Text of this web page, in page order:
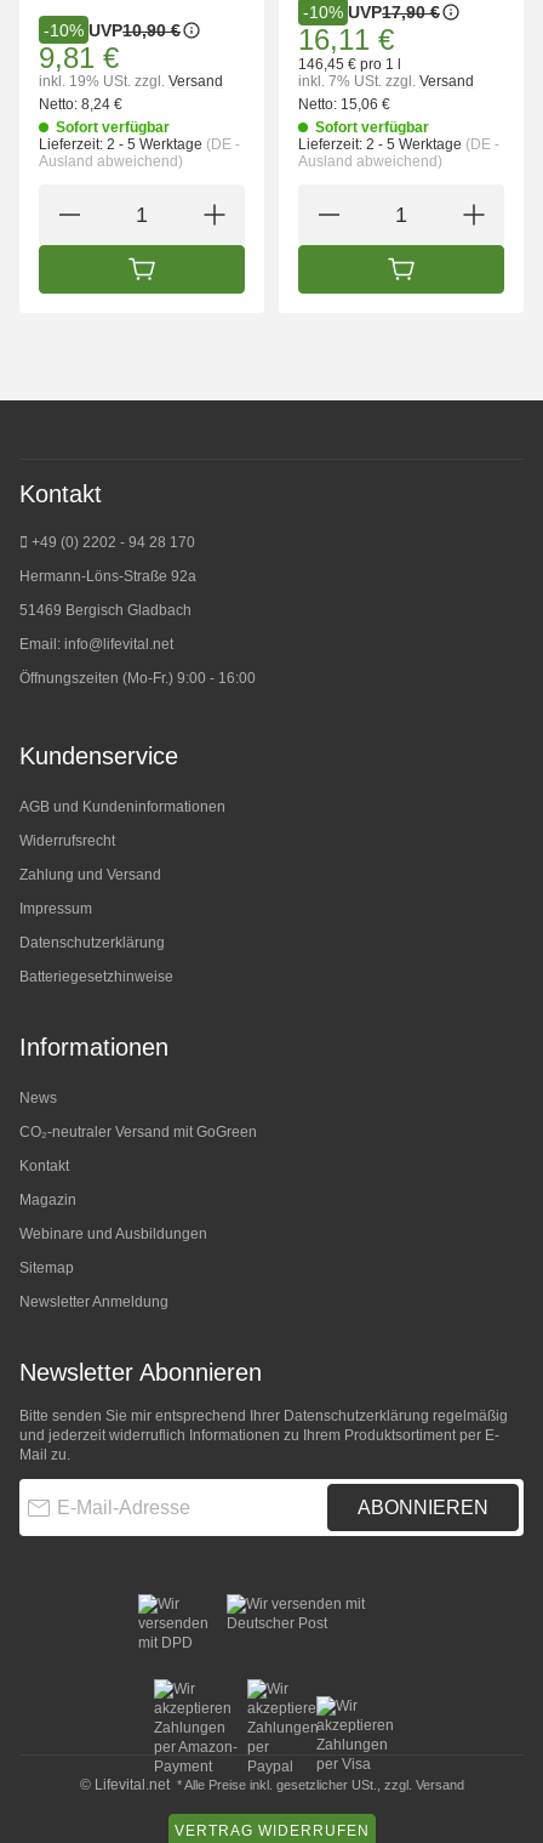
-10% UVP10,90 €
9,81 €
inkl. 19% USt. zzgl. Versand
Netto: 8,24 €
Sofort verfügbar
Lieferzeit: 2 - 5 Werktage (DE -
Ausland abweichend)
IN DEN WARENKORB
-10% UVP17,90 €
16,11 €
146,45 € pro 1 l
inkl. 7% USt. zzgl. Versand
Netto: 15,06 €
Sofort verfügbar
Lieferzeit: 2 - 5 Werktage (DE -
Ausland abweichend)
IN DEN
Kontakt
+49 (0) 2202 - 94 28 170
Hermann-Löns-Straße 92a
51469 Bergisch Gladbach
Email: info@lifevital.net
Öffnungszeiten (Mo-Fr.) 9:00 - 16:00
Kundenservice
AGB und Kundeninformationen
Widerrufsrecht
Zahlung und Versand
Impressum
Datenschutzerklärung
Batteriegesetzhinweise
Informationen
News
CO₂-neutraler Versand mit GoGreen
Kontakt
Magazin
Webinare und Ausbildungen
Sitemap
Newsletter Anmeldung
Newsletter Abonnieren
Bitte senden Sie mir entsprechend Ihrer Datenschutzerklärung regelmäßig
und jederzeit widerruflich Informationen zu Ihrem Produktsortiment per E-
Mail zu.
ABONNIEREN
© Lifevital.net* Alle Preise inkl. gesetzlicher USt., zzgl. Versand
VERTRAG WIDERRUFEN